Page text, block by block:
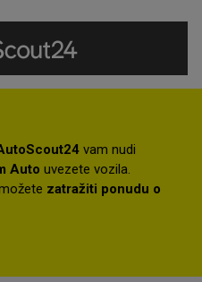
vam nudi
Auto uvezete vozila.
zatražiti ponudu o